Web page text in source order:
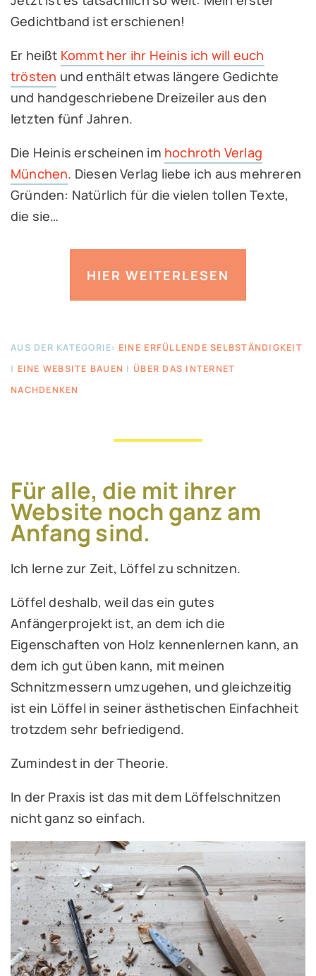
Gedichtband ist erschienen!
Er heißt Kommt her ihr Heinis ich will euch
trösten und enthält etwas längere Gedichte
und handgeschriebene Dreizeiler aus den
letzten fünf Jahren.
Die Heinis erscheinen im hochroth Verlag
München. Diesen Verlag liebe ich aus mehreren
Gründen: Natürlich für die vielen tollen Texte,
die sie…
HIER WEITERLESEN
AUS DER KATEGORIE: EINE ERFÜLLENDE SELBSTÄNDIGKEIT
| EINE WEBSITE BAUEN | ÜBER DAS INTERNET
NACHDENKEN
Für alle, die mit ihrer
Website noch ganz am
Anfang sind.
Ich lerne zur Zeit, Löffel zu schnitzen.
Löffel deshalb, weil das ein gutes
Anfängerprojekt ist, an dem ich die
Eigenschaften von Holz kennenlernen kann, an
dem ich gut üben kann, mit meinen
Schnitzmessern umzugehen, und gleichzeitig
ist ein Löffel in seiner ästhetischen Einfachheit
trotzdem sehr befriedigend.
Zumindest in der Theorie.
In der Praxis ist das mit dem Löffelschnitzen
nicht ganz so einfach.